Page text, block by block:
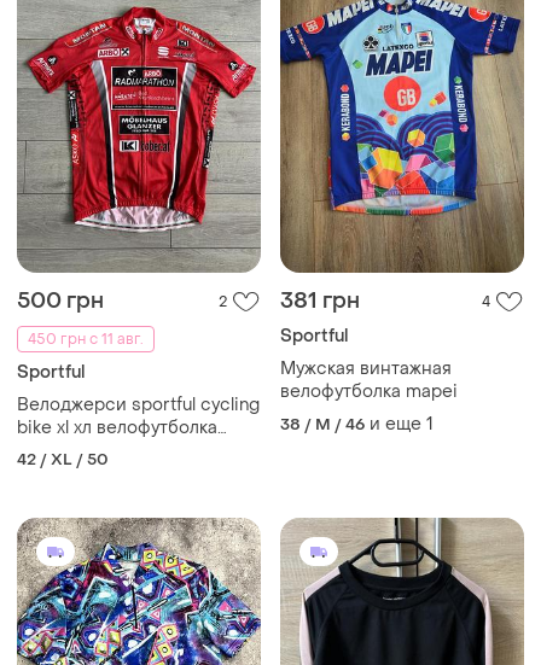
500 грн
2
450 грн с 11 авг.
Sportful
Велоджерси sportful cycling
bike xl хл велофутболка
веломайка оригинал
42 / XL / 50
381 грн 4
Sportful
Мужская винтажная
велофутболка mapei
38 / M / 46 и еще 1